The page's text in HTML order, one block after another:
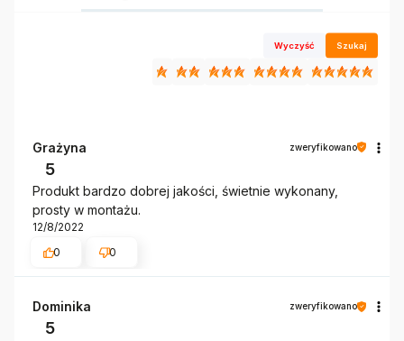
Wyczyść Szukaj
Grażyna zweryfikowano
5
Produkt bardzo dobrej jakości, świetnie wykonany,
prosty w montażu.
12/8/2022
0
0
Dominika zweryfikowano
5